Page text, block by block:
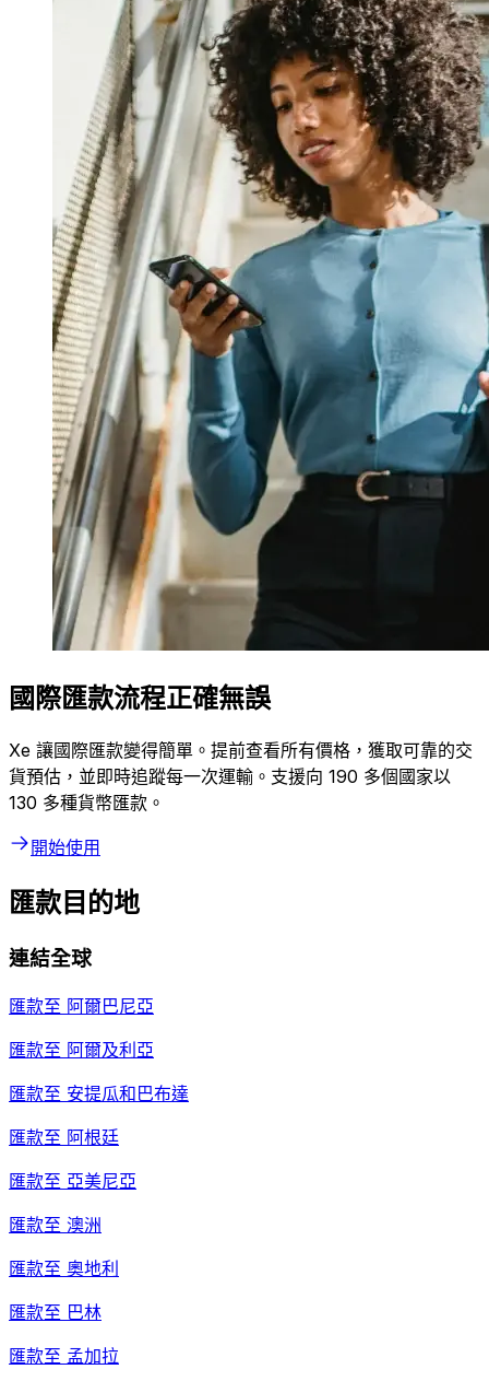
國際匯款流程正確無誤
Xe 讓國際匯款變得簡單。提前查看所有價格，獲取可靠的交
貨預估，並即時追蹤每一次運輸。支援向 190 多個國家以
130 多種貨幣匯款。
開始使用
匯款目的地
連結全球
匯款至 阿爾巴尼亞
匯款至 阿爾及利亞
匯款至 安提瓜和巴布達
匯款至 阿根廷
匯款至 亞美尼亞
匯款至 澳洲
匯款至 奧地利
匯款至 巴林
匯款至 孟加拉